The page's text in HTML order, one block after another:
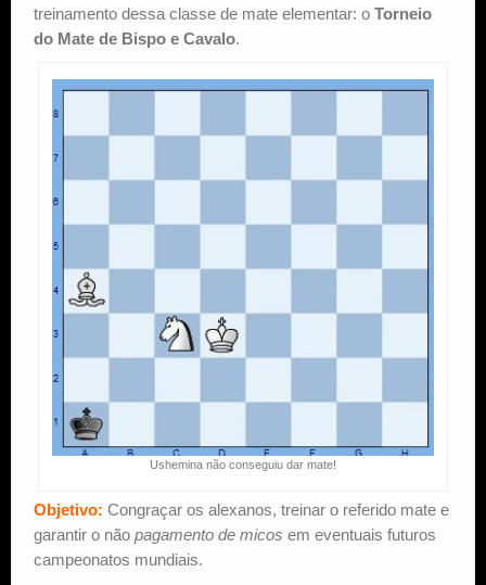
treinamento dessa classe de mate elementar: o Torneio
do Mate de Bispo e Cavalo.
Ushemina não conseguiu dar mate!
Objetivo: Congraçar os alexanos, treinar o referido mate e
garantir o não pagamento de micos em eventuais futuros
campeonatos mundiais.